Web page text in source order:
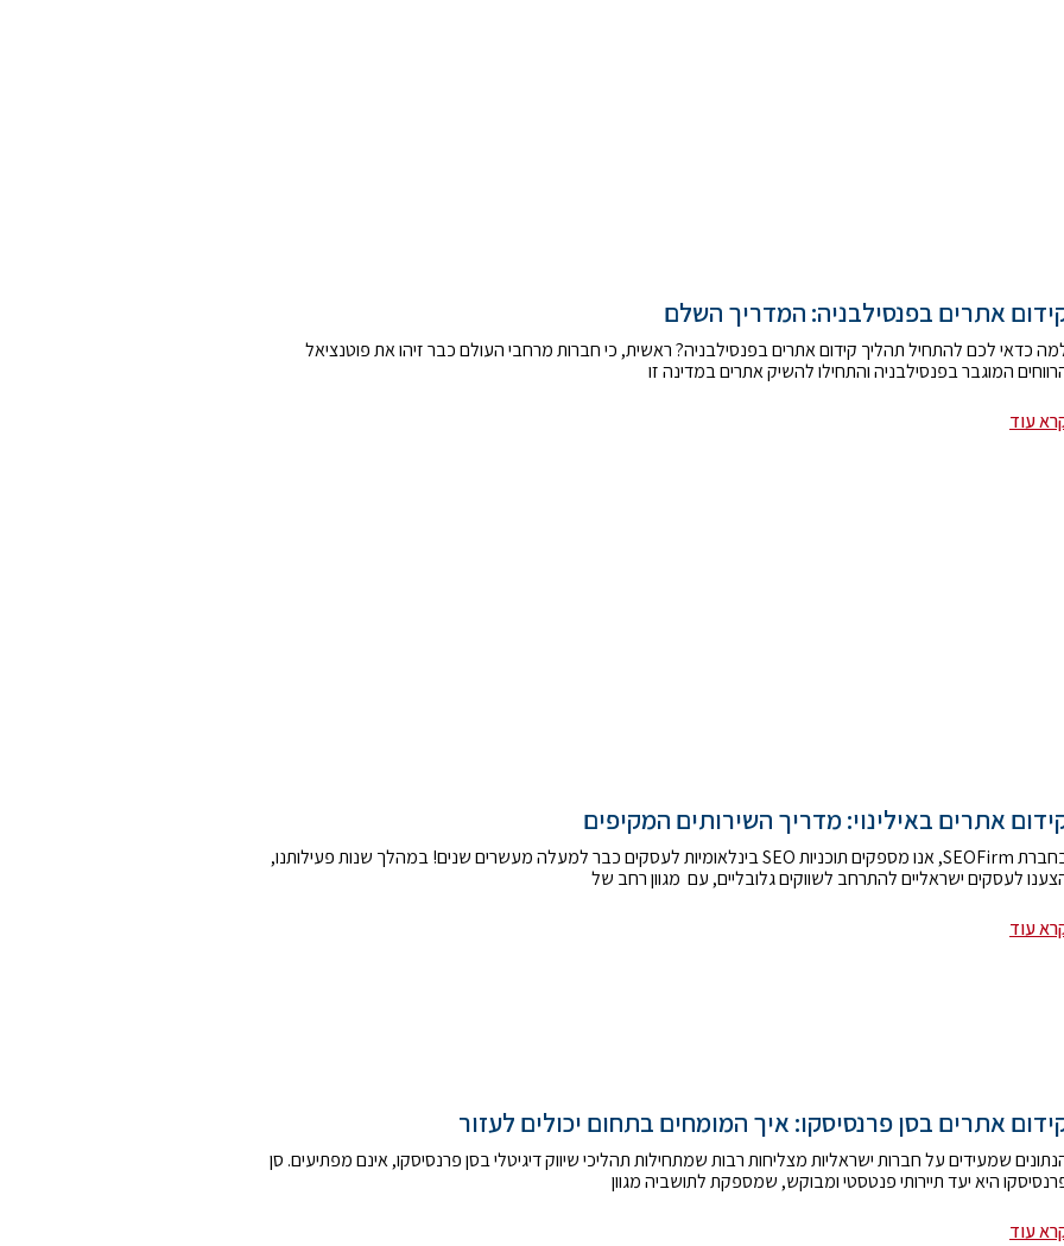
אתרים בפנסילבניה: המדריך השלם
כדאי לכם להתחיל תהליך קידום אתרים בפנסילבניה? ראשית, כי חברות מרחבי העולם כבר זיהו את פוטנציאל
המוגבר בפנסילבניה והתחילו להשיק אתרים במדינה זו
עוד
אתרים באילינוי: מדריך השירותים המקיפים
בחברת SEOFirm, אנו מספקים תוכניות SEO בינלאומיות לעסקים כבר למעלה מעשרים שנים! במהלך שנות פעילותנו,
לעסקים ישראליים להתרחב לשווקים גלובליים, עם מגוון רחב של
עוד
אתרים בסן פרנסיסקו: איך המומחים בתחום יכולים לעזור
שמעידים על חברות ישראליות מצליחות רבות שמתחילות תהליכי שיווק דיגיטלי בסן פרנסיסקו, אינם מפתיעים. סן
היא יעד תיירותי פנטסטי ומבוקש, שמספקת לתושביה מגוון
עוד